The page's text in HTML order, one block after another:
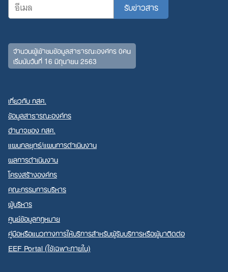
จำนวนผู้เข้าชมข้อมูลสาธารณะองค์กร 0คน
เริ่มนับวันที่ 16 มิถุนายน 2563
เกี่ยวกับ กสศ.
ข้อมูลสาธารณะองค์กร
อำนาจของ กสศ.
แผนกลยุทธ์/แผนการดำเนินงาน
ผลการดำเนินงาน
โครงสร้างองค์กร
คณะกรรมการบริหาร
ผู้บริหาร
ศูนย์ข้อมูลกฎหมาย
คู่มือหรือแนวทางการให้บริการสำหรับผู้รับบริการหรือผู้มาติดต่อ
EEF Portal (ใช้เฉพาะภายใน)